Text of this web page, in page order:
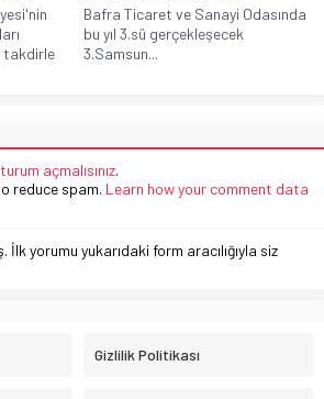
takdirle
Bafra Ticaret ve Sanayi Odasında
bu yıl 3.sü gerçekleşecek
3.Samsun...
açmalısınız.
reduce spam. Learn how your comment data
İlk yorumu yukarıdaki form aracılığıyla siz
Gizlilik Politikası